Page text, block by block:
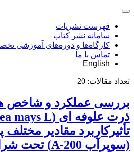
فهرست نشریات
سامانه نشر کتاب
کارگاه‌ها و دوره‌های آموزشی
تماس با ما
English
تعداد مقالات: 20
بررسی عملکرد و شاخص
تأثیرکاربرد مقادیر
(سوپرآب A-200) تحت شرایط تنش خشکی